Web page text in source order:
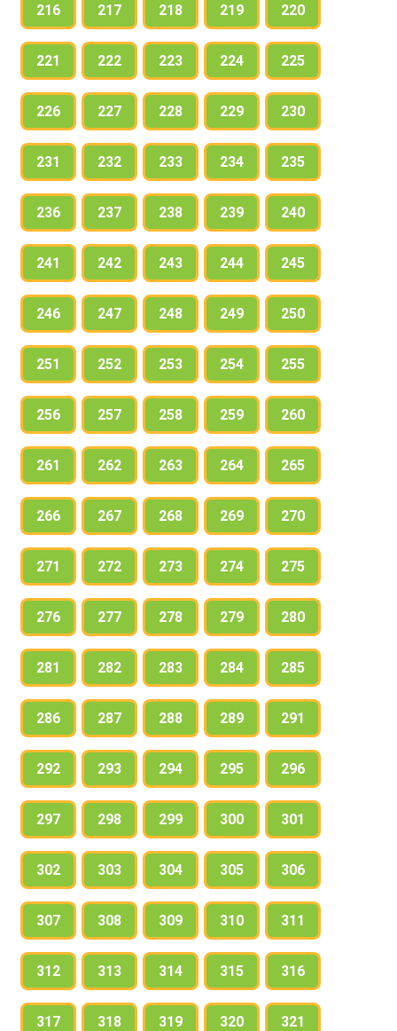
216 217 218 219 220
221 222 223 224 225
226 227 228 229 230
231 232 233 234 235
236 237 238 239 240
241 242 243 244 245
246 247 248 249 250
251 252 253 254 255
256 257 258 259 260
261 262 263 264 265
266 267 268 269 270
271 272 273 274 275
276 277 278 279 280
281 282 283 284 285
286 287 288 289 291
292 293 294 295 296
297 298 299 300 301
302 303 304 305 306
307 308 309 310 311
312 313 314 315 316
317 318 319 320 321